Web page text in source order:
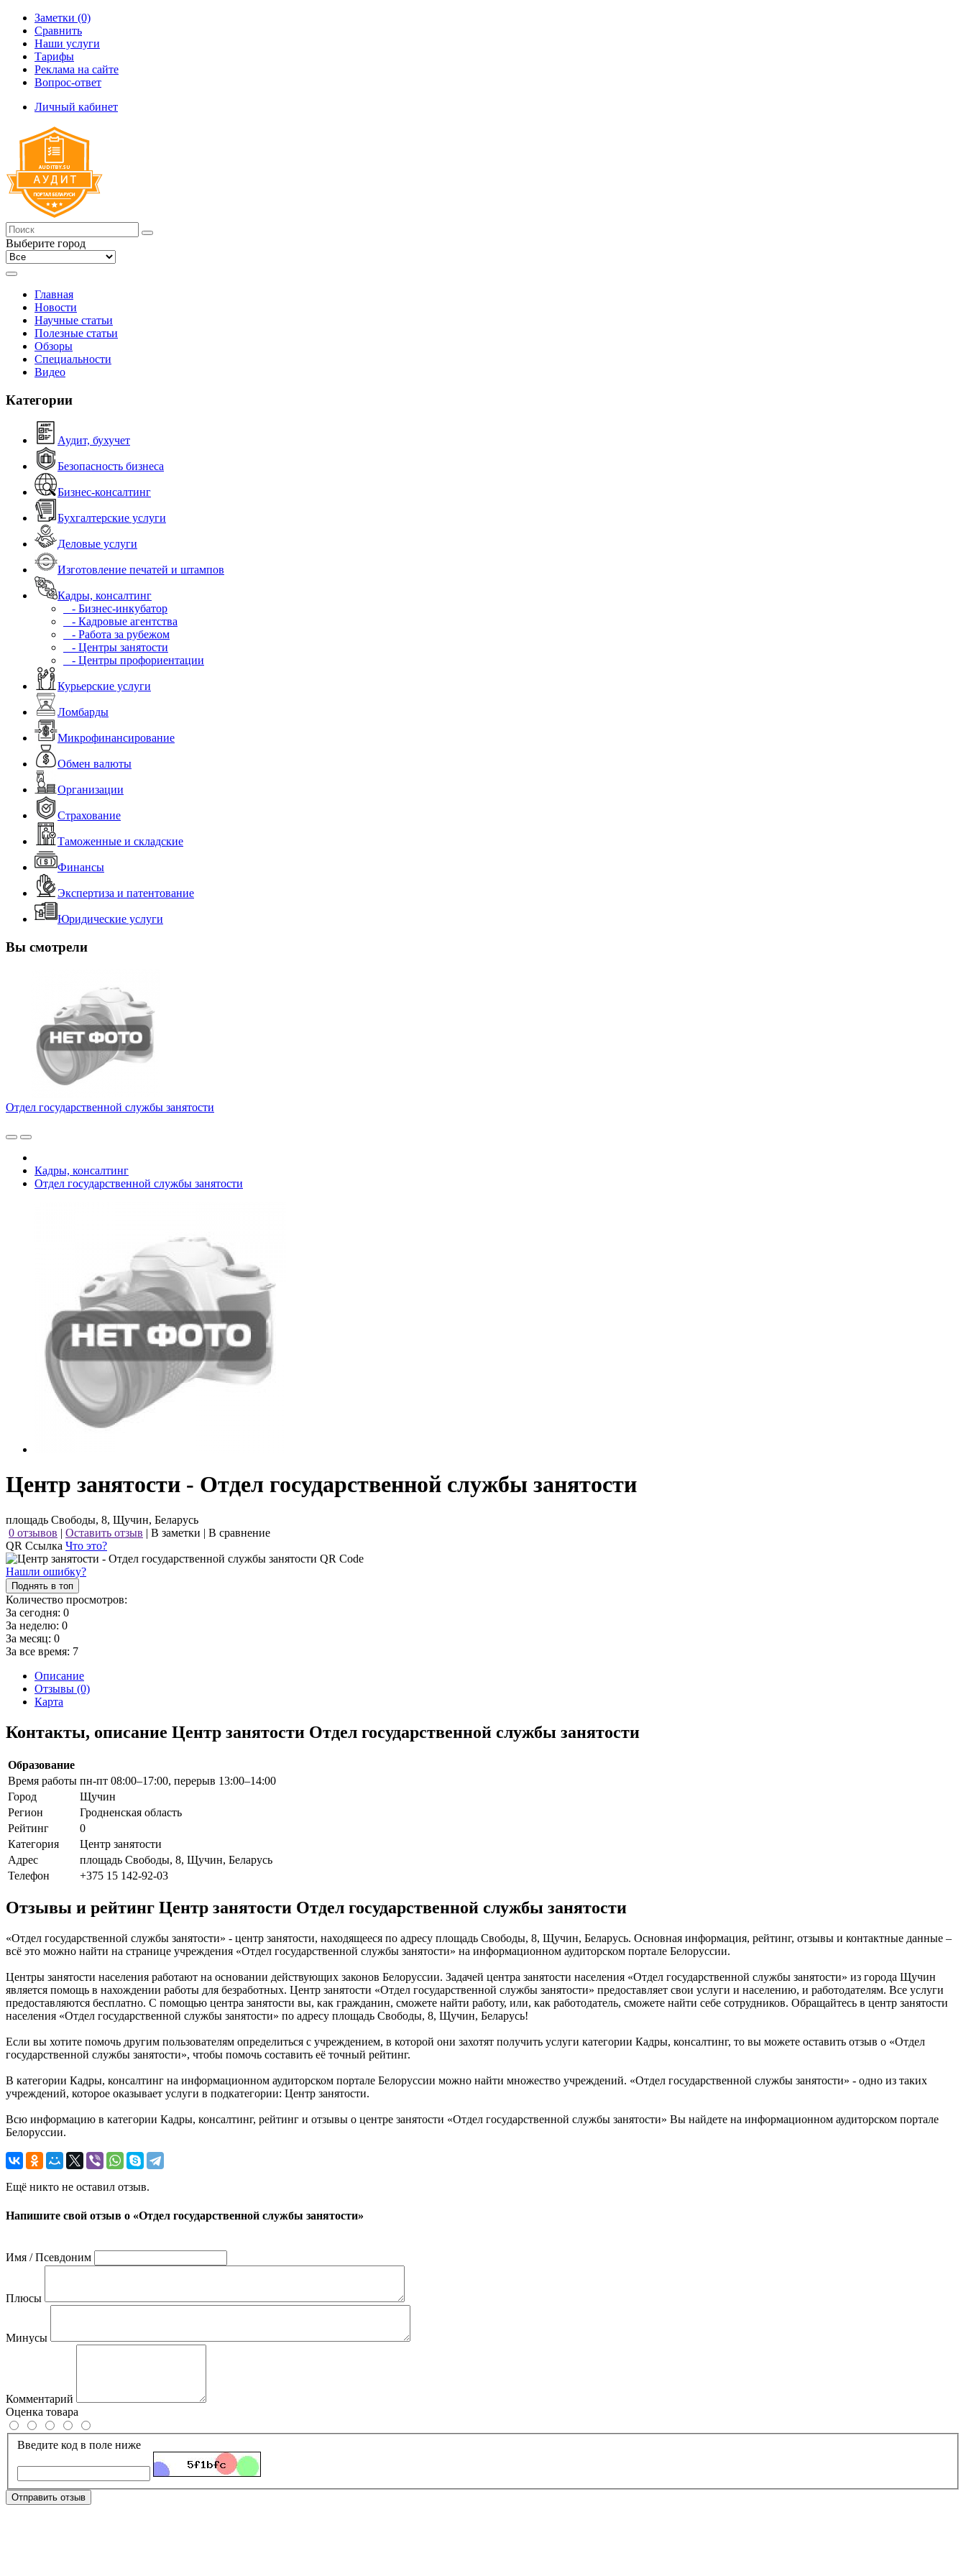
Заметки (0)
Сравнить
Наши услуги
Тарифы
Реклама на сайте
Вопрос-ответ
Личный кабинет
Выберите город
Главная
Новости
Научные статьи
Полезные статьи
Обзоры
Специальности
Видео
Категории
Аудит, бухучет
Безопасность бизнеса
Бизнес-консалтинг
Бухгалтерские услуги
Деловые услуги
Изготовление печатей и штампов
Кадры, консалтинг
- Бизнес-инкубатор
- Кадровые агентства
- Работа за рубежом
- Центры занятости
- Центры профориентации
Курьерские услуги
Ломбарды
Микрофинансирование
Обмен валюты
Организации
Страхование
Таможенные и складские
Финансы
Экспертиза и патентование
Юридические услуги
Вы смотрели
Отдел государственной службы занятости
Кадры, консалтинг
Отдел государственной службы занятости
Центр занятости - Отдел государственной службы занятости
площадь Свободы, 8, Щучин, Беларусь
0 отзывов | Оставить отзыв | В заметки | В сравнение
QR Ссылка Что это?
Нашли ошибку?
Поднять в топ
Количество просмотров:
За сегодня: 0
За неделю: 0
За месяц: 0
За все время: 7
Описание
Отзывы (0)
Карта
Контакты, описание Центр занятости Отдел государственной службы занятости
Образование
Время работы пн-пт 08:00–17:00, перерыв 13:00–14:00
Город
Щучин
Регион
Гродненская область
Рейтинг
0
Категория
Центр занятости
Адрес
площадь Свободы, 8, Щучин, Беларусь
Телефон
+375 15 142-92-03
Отзывы и рейтинг Центр занятости Отдел государственной службы занятости
«Отдел государственной службы занятости» - центр занятости, находящееся по адресу площадь Свободы, 8, Щучин, Беларусь. Основная информация, рейтинг, отзывы и контактные данные –
всё это можно найти на странице учреждения «Отдел государственной службы занятости» на информационном аудиторском портале Белоруссии.
Центры занятости населения работают на основании действующих законов Белоруссии. Задачей центра занятости населения «Отдел государственной службы занятости» из города Щучин
является помощь в нахождении работы для безработных. Центр занятости «Отдел государственной службы занятости» предоставляет свои услуги и населению, и работодателям. Все услуги
предоставляются бесплатно. С помощью центра занятости вы, как гражданин, сможете найти работу, или, как работодатель, сможете найти себе сотрудников. Обращайтесь в центр занятости
населения «Отдел государственной службы занятости» по адресу площадь Свободы, 8, Щучин, Беларусь!
Если вы хотите помочь другим пользователям определиться с учреждением, в которой они захотят получить услуги категории Кадры, консалтинг, то вы можете оставить отзыв о «Отдел
государственной службы занятости», чтобы помочь составить её точный рейтинг.
В категории Кадры, консалтинг на информационном аудиторском портале Белоруссии можно найти множество учреждений. «Отдел государственной службы занятости» - одно из таких
учреждений, которое оказывает услуги в подкатегории: Центр занятости.
Всю информацию в категории Кадры, консалтинг, рейтинг и отзывы о центре занятости «Отдел государственной службы занятости» Вы найдете на информационном аудиторском портале
Белоруссии.
Ещё никто не оставил отзыв.
Напишите свой отзыв о «Отдел государственной службы занятости»
Имя / Псевдоним
Плюсы
Минусы
Комментарий
Оценка товара
Введите код в поле ниже
Отправить отзыв